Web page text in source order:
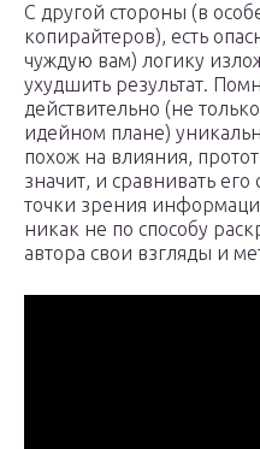
С другой стороны (в
копирайтеров), есть
чуждую вам) логику
ухудшить результат.
действительно (не
идейном плане)
похож на влияния,
значит, и сравнивать его
точки зрения
никак не по способу
автора свои взгляды и